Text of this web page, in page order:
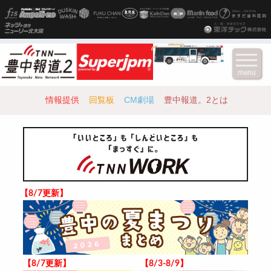
情報提供 回覧板 CM劇場 豊中報道。2とは
【8/7更新】
【8/7更新】 【8/3-8/9】
menu